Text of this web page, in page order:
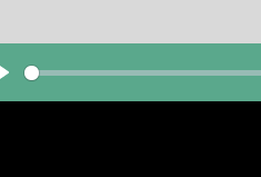
Play